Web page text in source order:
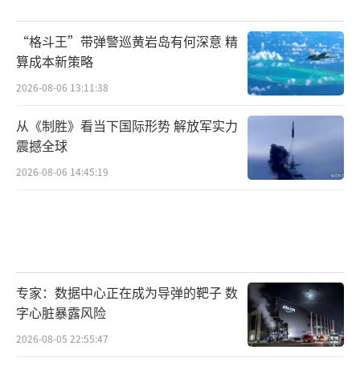
“格斗王”带弹警巡黄岩岛有何深意 精
算成本新策略
2026-08-06 13:11:38
从《制胜》看当下国际形势 解放军实力
震撼全球
2026-08-06 14:45:19
专家：数据中心正在成为导弹的靶子 数
字心脏暴露风险
2026-08-05 22:55:47